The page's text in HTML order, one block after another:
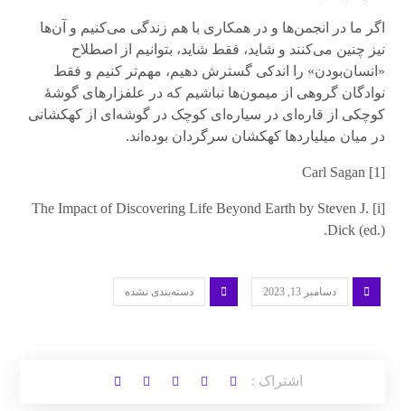
اگر ما در انجمن‌ها و در همکاری با هم زندگی می‌کنیم و ‌آن‌ها
نیز چنین می‌کنند و شاید، فقط شاید، بتوانیم از اصطلاح
«انسان‌بودن» را اندکی گسترش دهیم، مهم‌تر کنیم و فقط
نوادگان گروهی از میمون‌ها نباشیم که در علفزارهای گوشهٔ
کوچکی از قاره‌ای در سیاره‌ای کوچک در گوشه‌ای از کهکشانی
در میان میلیاردها کهکشان سرگردان بوده‌اند.
[1] Carl Sagan
[i] The Impact of Discovering Life Beyond Earth by Steven J.
Dick (ed.).
دسامبر 13, 2023 دسته‌بندی نشده